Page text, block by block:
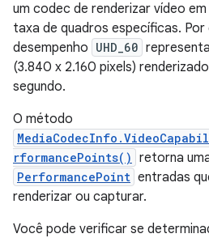
um codec de renderizar vídeo
taxa de quadros específicas.
desempenho UHD_60
(3.840 x 2.160 pixels)
segundo.
O método
rformancePoints() retorna
PerformancePoint entradas
renderizar ou capturar.
Você pode verificar se